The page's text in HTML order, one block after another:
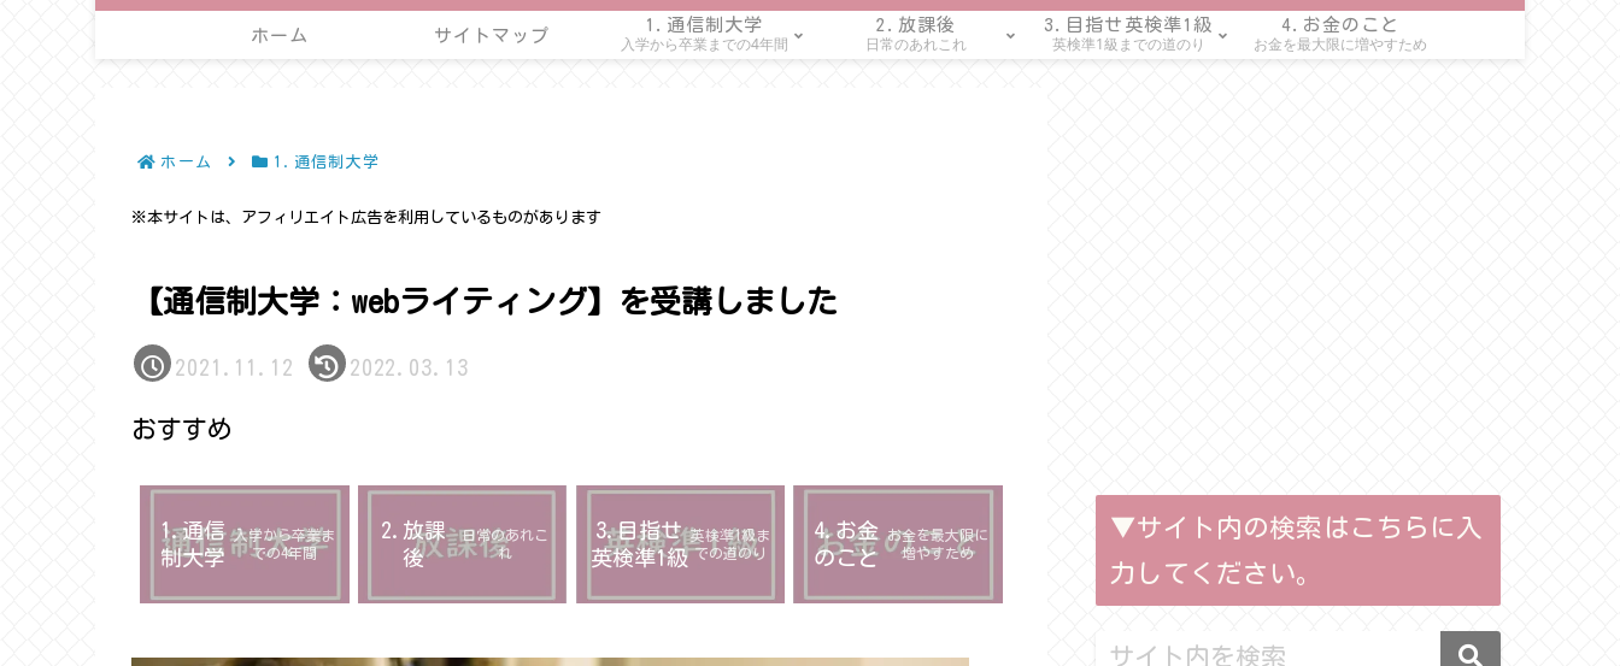
ホーム サイトマップ
1.通信制大学
入学から卒業までの4年間
2.放課後
日常のあれこれ
3.目指せ英検準1級
英検準1級までの道のり
4.お金のこと
お金を最大限に増やすため
ホーム 1.通信制大学
※本サイトは、アフィリエイト広告を利用しているものがあります
【通信制大学：webライティング】を受講しました
2021.11.12 2022.03.13
おすすめ
1.通信
制大学
入学から卒業ま
での4年間
2.放課
後
日常のあれこ
れ
3.目指せ
英検準1級
英検準1級ま
での道のり
4.お金
のこと
お金を最大限に
増やすため
▼サイト内の検索はこちらに入
力してください。